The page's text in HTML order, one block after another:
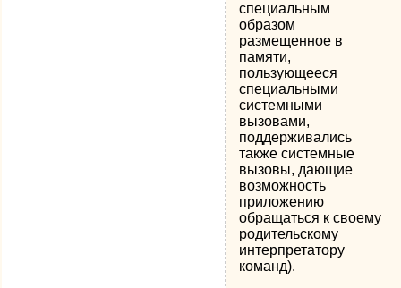
специальным
образом
размещенное в
памяти,
пользующееся
специальными
системными
вызовами,
поддерживались
также системные
вызовы, дающие
возможность
приложению
обращаться к своему
родительскому
интерпретатору
команд).